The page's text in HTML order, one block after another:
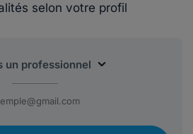
selon votre profil